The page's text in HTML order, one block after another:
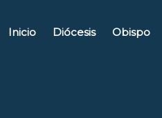
Inicio Diócesis Obispo